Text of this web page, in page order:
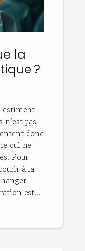
la
?
estiment
n’est pas
donc
qui ne
Pour
à la
est...